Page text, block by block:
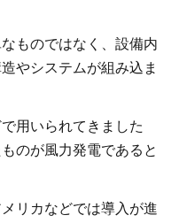
ものではなく、設備内
やシステムが組み込ま
用いられてきました
のが風力発電であると
リカなどでは導入が進